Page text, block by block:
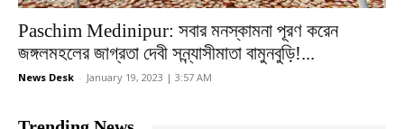
Paschim Medinipur: সবার মনস্কামনা পূরণ করেন
জঙ্গলমহলের জাগ্রতা দেবী সন্ন্যাসীমাতা বামুনবুড়ি!...
News Desk - January 19, 2023 | 3:57 AM